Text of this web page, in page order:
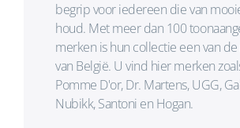
begrip voor iedereen die van
houd. Met meer dan 100
merken is hun collectie een van
van België. U vind hier merken
Pomme D'or, Dr. Martens, UGG,
Nubikk, Santoni en Hogan.